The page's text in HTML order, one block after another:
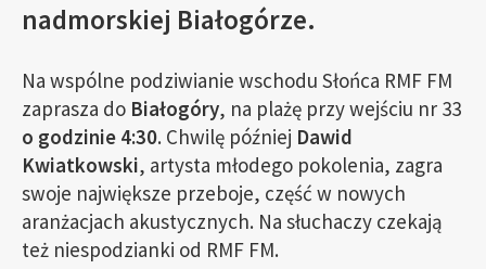
nadmorskiej Białogórze.
Na wspólne podziwianie wschodu Słońca RMF FM
zaprasza do Białogóry, na plażę przy wejściu nr 33
o godzinie 4:30. Chwilę później Dawid
Kwiatkowski, artysta młodego pokolenia, zagra
swoje największe przeboje, część w nowych
aranżacjach akustycznych. Na słuchaczy czekają
też niespodzianki od RMF FM.